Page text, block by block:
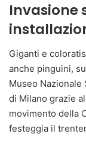
Invasione
Giganti e
anche pinguini,
Museo Nazionale
di Milano grazie
movimento della
festeggia il